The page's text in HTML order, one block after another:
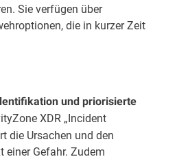
Sie verfügen über
die in kurzer Zeit
und priorisierte
XDR „Incident
die Ursachen und den
einer Gefahr. Zudem